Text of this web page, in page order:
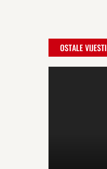
OSTALE VIJESTI